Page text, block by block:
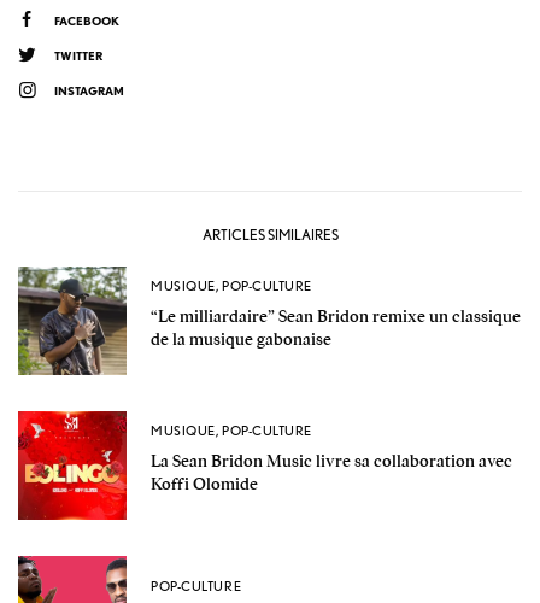
FACEBOOK
TWITTER
INSTAGRAM
ARTICLES SIMILAIRES
MUSIQUE, POP-CULTURE
“Le milliardaire” Sean Bridon remixe un classique
de la musique gabonaise
MUSIQUE, POP-CULTURE
La Sean Bridon Music livre sa collaboration avec
Koffi Olomide
POP-CULTURE